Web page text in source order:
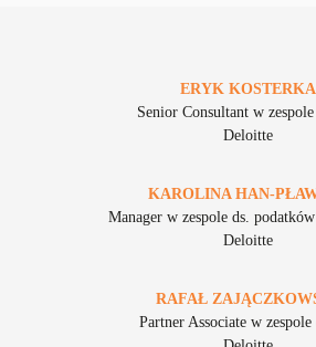
ERYK KOSTERKA
Senior Consultant w zespole
Deloitte
KAROLINA HAN-
Manager w zespole ds.
Deloitte
RAFAŁ
Partner Associate w zespole